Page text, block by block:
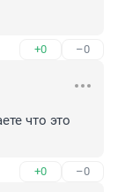
+0 –0
что это
+0 –0